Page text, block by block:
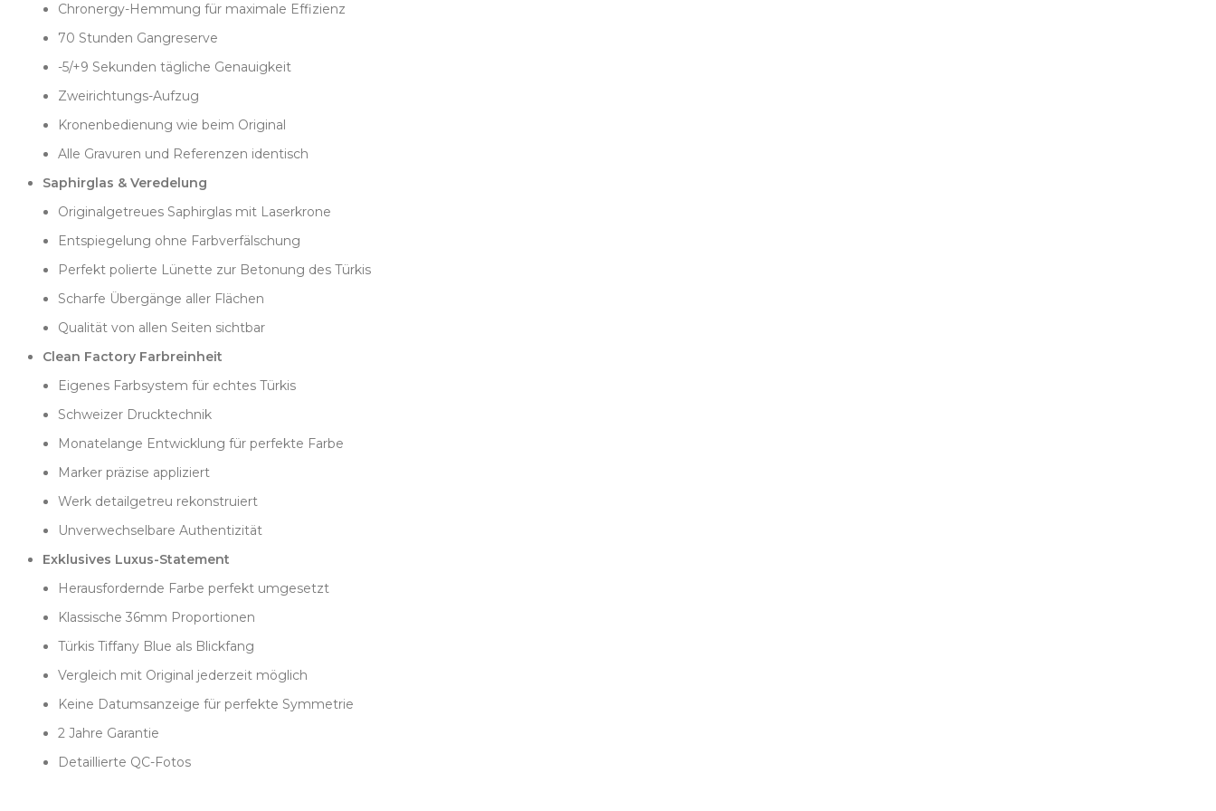
Chronergy-Hemmung für maximale Effizienz
70 Stunden Gangreserve
-5/+9 Sekunden tägliche Genauigkeit
Zweirichtungs-Aufzug
Kronenbedienung wie beim Original
Alle Gravuren und Referenzen identisch
Saphirglas & Veredelung
Originalgetreues Saphirglas mit Laserkrone
Entspiegelung ohne Farbverfälschung
Perfekt polierte Lünette zur Betonung des Türkis
Scharfe Übergänge aller Flächen
Qualität von allen Seiten sichtbar
Clean Factory Farbreinheit
Eigenes Farbsystem für echtes Türkis
Schweizer Drucktechnik
Monatelange Entwicklung für perfekte Farbe
Marker präzise appliziert
Werk detailgetreu rekonstruiert
Unverwechselbare Authentizität
Exklusives Luxus-Statement
Herausfordernde Farbe perfekt umgesetzt
Klassische 36mm Proportionen
Türkis Tiffany Blue als Blickfang
Vergleich mit Original jederzeit möglich
Keine Datumsanzeige für perfekte Symmetrie
2 Jahre Garantie
Detaillierte QC-Fotos